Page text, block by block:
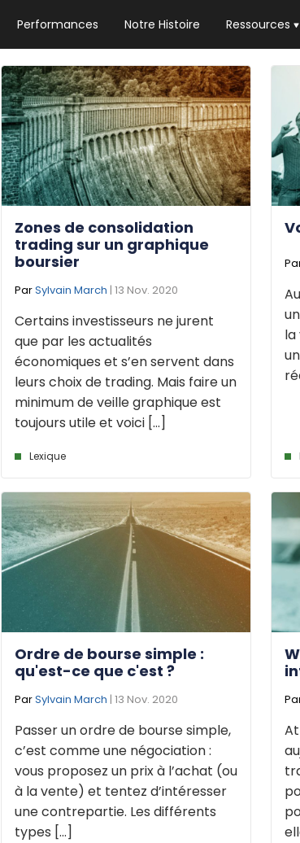
Performances Notre Histoire Ressources
NEWSLETTER HEBDO
Les news crypto dont vous avez besoin
GUIDE CRYPTO STRADOJI
Le guide ultime pour débuter dans les
cryptomonnaies
Zones de consolidation
trading sur un graphique
boursier
ParSylvain March | 13 Nov. 2020
Certains investisseurs ne jurent
que par les actualités
économiques et s’en servent dans
leurs choix de trading. Mais faire un
minimum de veille graphique est
toujours utile et voici [...]
Lexique
la
Ordre de bourse simple :
qu'est-ce que c'est ?
ParSylvain March | 13 Nov. 2020
Passer un ordre de bourse simple,
c’est comme une négociation :
vous proposez un prix à l’achat (ou
à la vente) et tentez d’intéresser
une contrepartie. Les différents
types [...]